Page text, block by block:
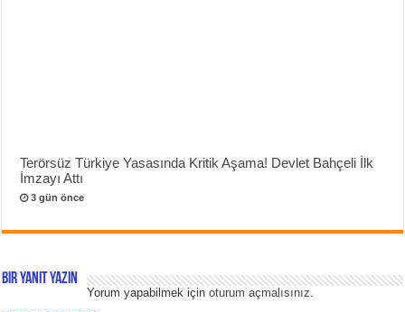
Terörsüz Türkiye Yasasında Kritik Aşama! Devlet Bahçeli İlk
İmzayı Attı
3 gün önce
Bir yanıt yazın
Yorum yapabilmek içinoturum açmalısınız.